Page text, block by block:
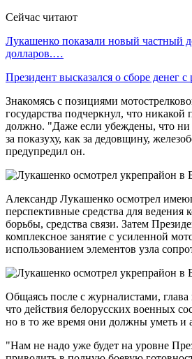
Сейчас читают
Лукашенко показали новый частный
долларов.…
Президент высказался о сборе денег
Знакомясь с позициями
государства подчеркнул, что никакой
должно. "Даже если убеждены, что ни
за показуху, как за дедовщину,
предупредил он.
Александр Лукашенко осмотрел
перспективные средства для ведения
борьбы, средства связи. Затем
комплексное занятие с усиленной
использованием элементов узла
Общаясь после с журналистами, глава
что действия белорусских военных
но в то же время они должны уметь и
"Нам не надо уже будет на уровне